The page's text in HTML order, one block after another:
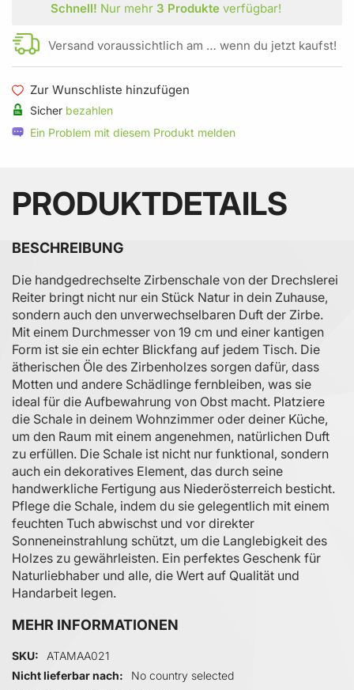
Schnell! Nur mehr 3 Produkteverfügbar!
Versand voraussichtlich am … wenn du jetzt kaufst!
Zur Wunschliste hinzufügen
Sicher bezahlen
Ein Problem mit diesem Produkt melden
PRODUKTDETAILS
BESCHREIBUNG
Die handgedrechselte Zirbenschale von der Drechslerei
Reiter bringt nicht nur ein Stück Natur in dein Zuhause,
sondern auch den unverwechselbaren Duft der Zirbe.
Mit einem Durchmesser von 19 cm und einer kantigen
Form ist sie ein echter Blickfang auf jedem Tisch. Die
ätherischen Öle des Zirbenholzes sorgen dafür, dass
Motten und andere Schädlinge fernbleiben, was sie
ideal für die Aufbewahrung von Obst macht. Platziere
die Schale in deinem Wohnzimmer oder deiner Küche,
um den Raum mit einem angenehmen, natürlichen Duft
zu erfüllen. Die Schale ist nicht nur funktional, sondern
auch ein dekoratives Element, das durch seine
handwerkliche Fertigung aus Niederösterreich besticht.
Pflege die Schale, indem du sie gelegentlich mit einem
feuchten Tuch abwischst und vor direkter
Sonneneinstrahlung schützt, um die Langlebigkeit des
Holzes zu gewährleisten. Ein perfektes Geschenk für
Naturliebhaber und alle, die Wert auf Qualität und
Handarbeit legen.
MEHR INFORMATIONEN
Mehr Informationen
SKU
ATAMAA021
Nicht lieferbar nach
No country selected